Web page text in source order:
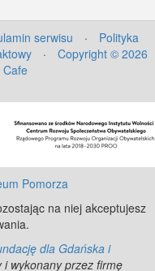
serwisu ·
Polityka
·
Copyright © 2026
Cafe
Pomorza
na niej akceptujesz
dla Gdańska i
wykonany przez firmę